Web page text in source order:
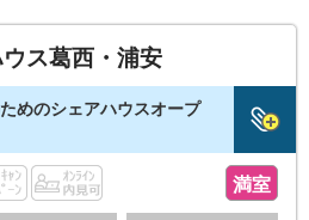
ス葛西・浦安
めのシェアハウスオープ
満室